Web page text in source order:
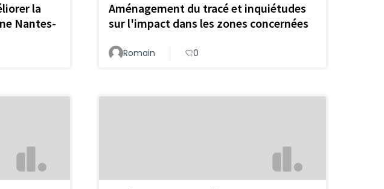
la
Nantes-
Aménagement du tracé et inquiétudes
sur l'impact dans les zones concernées
Romain 0